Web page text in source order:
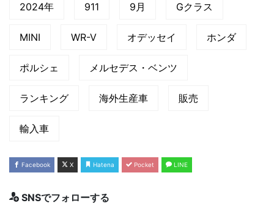
2024年 911 9月 Gクラス
MINI WR-V オデッセイ ホンダ
ポルシェ メルセデス・ベンツ
ランキング 海外生産車 販売
輸入車
Facebook X Hatena Pocket LINE
SNSでフォローする